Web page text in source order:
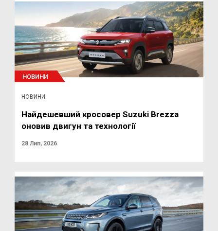
НОВИНИ
НОВИНИ
Найдешевший кросовер Suzuki Brezza
оновив двигун та технології
28 Лип, 2026